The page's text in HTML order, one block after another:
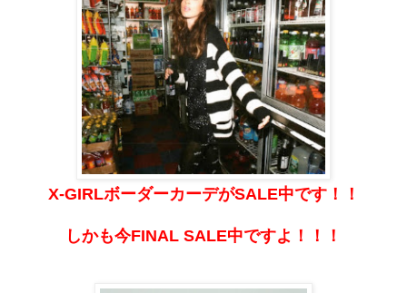
X-GIRLボーダーカーデがSALE中です！！
しかも今FINAL SALE中ですよ！！！